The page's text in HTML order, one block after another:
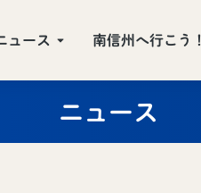
ュース 南信州へ行こう！
ニュース